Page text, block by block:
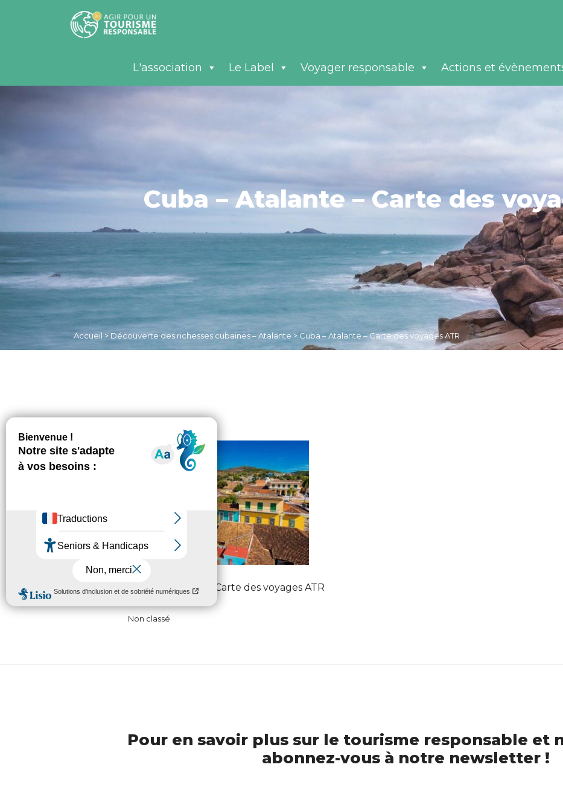
L'association Le Label Voyager responsable Actions et
Cuba – Atalante – Carte des
Accueil > Découverte des richesses cubaines – Atalante > Cuba – Atalante – Carte des voyages ATR
Cuba – Atalante – Carte des voyages ATR
Non classé
Pour en savoir plus sur le tourisme responsable et
abonnez-vous à notre newsletter !